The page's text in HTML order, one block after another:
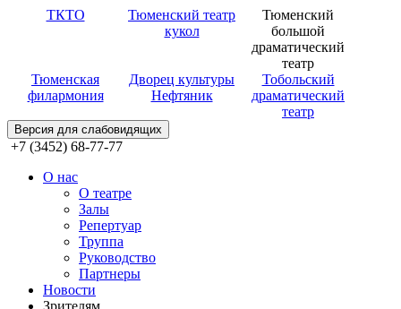
ТКТО
Тюменский театр
кукол
Тюменский
большой
драматический
театр
Тюменская
филармония
Дворец культуры
Нефтяник
Тобольский
драматический
театр
Версия для слабовидящих
+7 (3452) 68-77-77
О нас
О театре
Залы
Репертуар
Труппа
Руководство
Партнеры
Новости
Зрителям